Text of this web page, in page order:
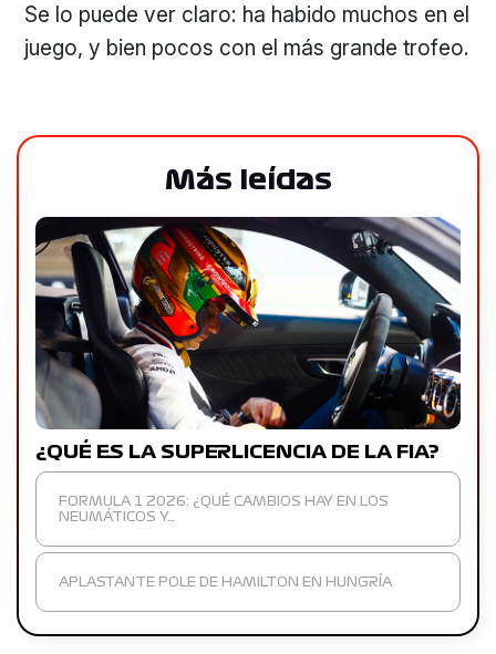
Se lo puede ver claro: ha habido muchos en el
juego, y bien pocos con el más grande trofeo.
Más leídas
¿QUÉ ES LA SUPERLICENCIA DE LA FIA?
FORMULA 1 2026: ¿QUÉ CAMBIOS HAY EN LOS
NEUMÁTICOS Y…
APLASTANTE POLE DE HAMILTON EN HUNGRÍA